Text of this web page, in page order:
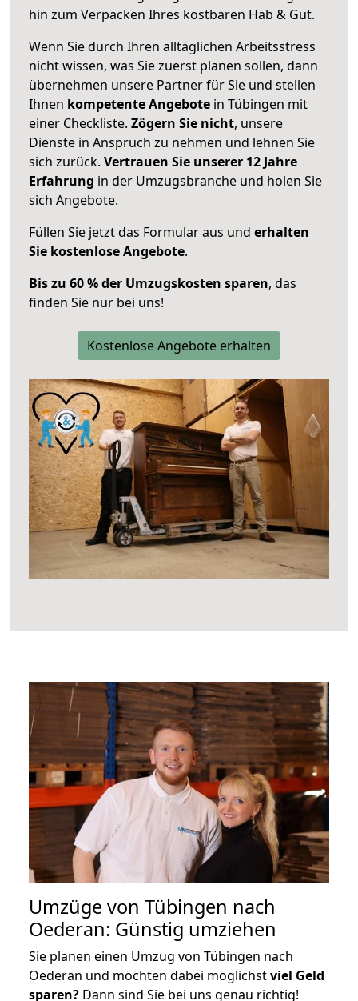
hin zum Verpacken Ihres kostbaren Hab & Gut.
Wenn Sie durch Ihren alltäglichen Arbeitsstress
nicht wissen, was Sie zuerst planen sollen, dann
übernehmen unsere Partner für Sie und stellen
Ihnen kompetente Angebote in Tübingen mit
einer Checkliste. Zögern Sie nicht, unsere
Dienste in Anspruch zu nehmen und lehnen Sie
sich zurück. Vertrauen Sie unserer 12 Jahre
Erfahrung in der Umzugsbranche und holen Sie
sich Angebote.
Füllen Sie jetzt das Formular aus und erhalten
Sie kostenlose Angebote.
Bis zu 60 % der Umzugskosten sparen, das
finden Sie nur bei uns!
Kostenlose Angebote erhalten
Umzüge von Tübingen nach
Oederan: Günstig umziehen
Sie planen einen Umzug von Tübingen nach
Oederan und möchten dabei möglichstviel Geld
sparen? Dann sind Sie bei uns genau richtig!